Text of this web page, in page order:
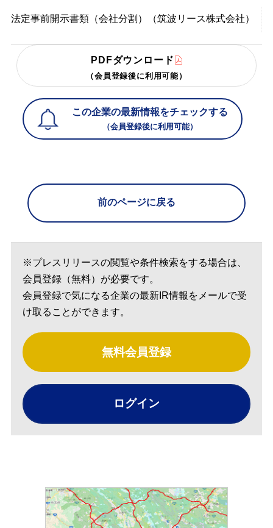
法定事前開示書類（会社分割）（筑波リース株式会社）
PDFダウンロード
（会員登録後に利用可能）
この企業の最新情報をチェックする
（会員登録後に利用可能）
前のページに戻る
※プレスリリースの閲覧や条件検索をする場合は、
会員登録（無料）が必要です。
会員登録で気になる企業の最新IR情報をメールで受
け取ることができます。
無料会員登録
ログイン